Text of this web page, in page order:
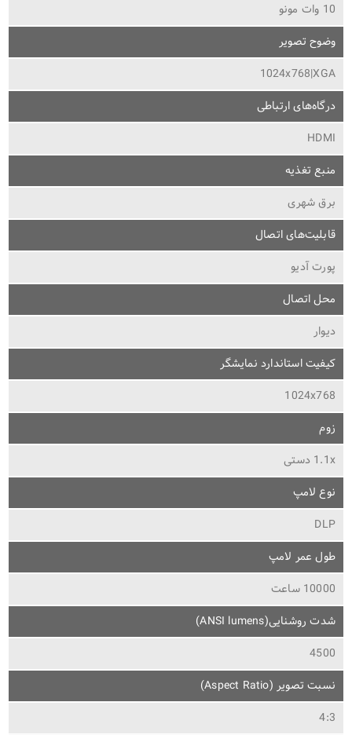
10 وات مونو
وضوح تصویر
1024x768|XGA
درگاه‌های ارتباطی
HDMI
منبع تغذیه
برق شهری
قابلیت‌های اتصال
پورت آدیو
محل اتصال
دیوار
کیفیت استاندارد نمایشگر
1024x768
زوم
1.1x دستی
نوع لامپ
DLP
طول عمر لامپ
10000 ساعت
شدت روشنایی(ANSI lumens)
4500
نسبت تصویر (Aspect Ratio)
4:3